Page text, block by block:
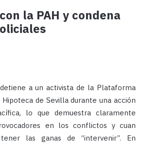
la PAH y condena
a un activista de la Plataforma
de Sevilla durante una acción
lo que demuestra claramente
en los conflictos y cuan
las ganas de “intervenir”. En